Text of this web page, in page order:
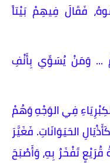
فَقَالَ فِيهِمْ بَيْتاً
... وَمَنْ يُسَوِّي بِأَنْفِ
فِي الوَجْهِ وَهُمْ
الحَيَوَانَاتِ. فَغَيَّرَ
قُرَيْعٍ تَفْخَرُ بِهِ، وَأَصْبَحَ